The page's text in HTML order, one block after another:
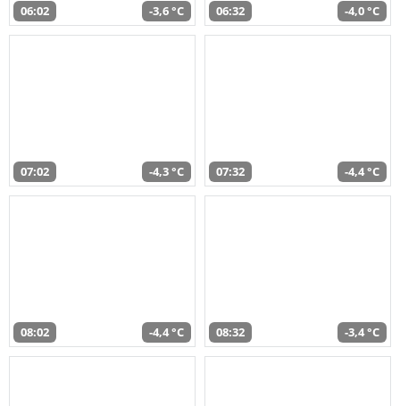
06:02 -3,6 °C 06:32 -4,0 °C
07:02 -4,3 °C 07:32 -4,4 °C
08:02 -4,4 °C 08:32 -3,4 °C